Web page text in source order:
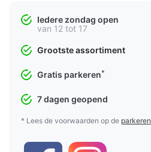
Iedere zondag open
van 12 tot 17
Grootste assortiment
Gratis parkeren*
7 dagen geopend
* Lees de voorwaarden op de parkeren